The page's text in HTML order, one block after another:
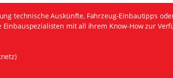
technische Auskünfte, Fahrzeug-Einbautipps
mit all ihrem Know-How zur